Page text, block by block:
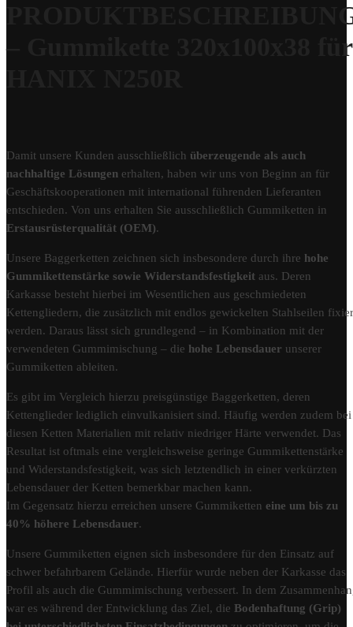
– Gummikette 320x100x38 für
Damit unsere Kunden ausschließlich überzeugende als auch
nachhaltige Lösungen erhalten, haben wir uns von Beginn an für
Geschäftskooperationen mit international führenden Lieferanten
entschieden. Von uns erhalten Sie ausschließlich Gummiketten in
Erstausrüsterqualität (OEM).
Unsere Baggerketten zeichnen sich insbesondere durch ihre hohe
Gummikettenstärke sowie Widerstandsfestigkeit aus. Deren
Karkasse besteht hierbei im Wesentlichen aus geschmiedeten
Kettengliedern, die zusätzlich mit endlos gewickelten Stahlseilen
werden. Daraus lässt sich grundlegend – in Kombination mit der
verwendeten Gummimischung – die hohe Lebensdauer unserer
Gummiketten ableiten.
Es gibt im Vergleich hierzu preisgünstige Baggerketten, deren
Kettenglieder lediglich einvulkanisiert sind. Häufig werden zudem bei
diesen Ketten Materialien mit relativ niedriger Härte verwendet. Das
Resultat ist oftmals eine vergleichsweise geringe Gummikettenstärke
und Widerstandsfestigkeit, was sich letztendlich in einer verkürzten
Lebensdauer der Ketten bemerkbar machen kann.
Im Gegensatz hierzu erreichen unsere Gummiketten eine um bis zu
40% höhere Lebensdauer.
Unsere Gummiketten eignen sich insbesondere für den Einsatz auf
schwer befahrbarem Gelände. Hierfür wurde neben der Karkasse das
Profil als auch die Gummimischung verbessert. In dem
war es während der Entwicklung das Ziel, die Bodenhaftung (Grip)